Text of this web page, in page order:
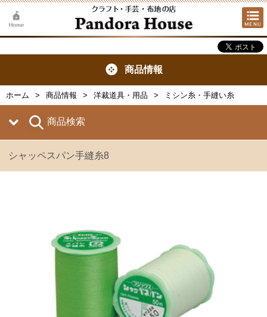
商品情報
ホーム 商品情報 洋裁道具・用品 ミシン糸・手縫い糸
商品検索
シャッペスパン手縫糸8